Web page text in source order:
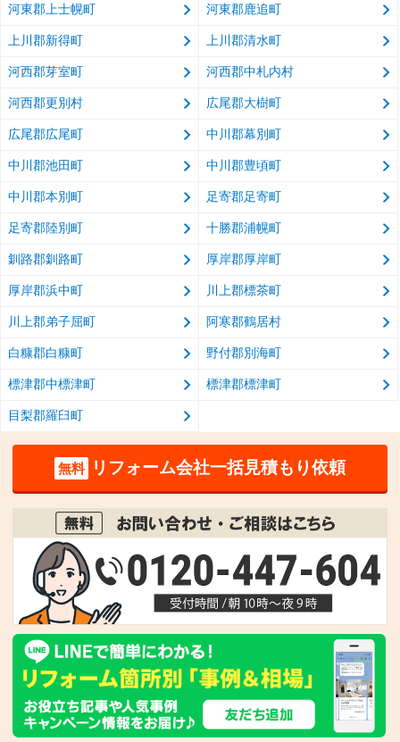
河東郡上士幌町 河東郡鹿追町
上川郡新得町 上川郡清水町
河西郡芽室町 河西郡中札内村
河西郡更別村 広尾郡大樹町
広尾郡広尾町 中川郡幕別町
中川郡池田町 中川郡豊頃町
中川郡本別町 足寄郡足寄町
足寄郡陸別町 十勝郡浦幌町
釧路郡釧路町 厚岸郡厚岸町
厚岸郡浜中町 川上郡標茶町
川上郡弟子屈町 阿寒郡鶴居村
白糠郡白糠町 野付郡別海町
標津郡中標津町 標津郡標津町
目梨郡羅臼町
無料 リフォーム会社一括見積もり依頼